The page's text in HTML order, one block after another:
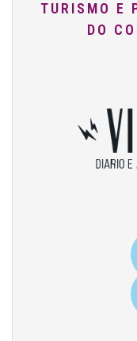
TURISMO E
DO